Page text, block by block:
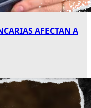
AFECTAN A